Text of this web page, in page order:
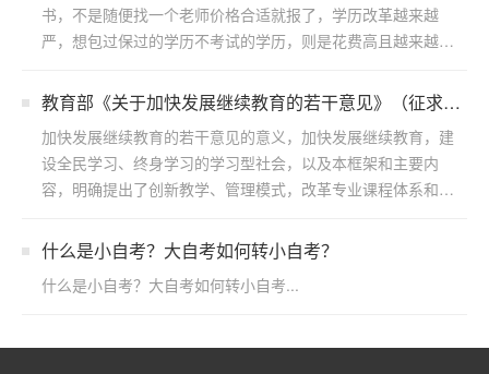
书，不是随便找一个老师价格合适就报了，学历改革越来越
严，想包过保过的学历不考试的学历，则是花费高且越来越不
教育部《关于加快发展继续教育的若干意见》（征求意
见稿） 公开征求意见答记者问
加快发展继续教育的若干意见的意义，加快发展继续教育，建
设全民学习、终身学习的学习型社会，以及本框架和主要内
容，明确提出了创新教学、管理模式，改革专业课程体系和招
什么是小自考？大自考如何转小自考？
什么是小自考？大自考如何转小自考...